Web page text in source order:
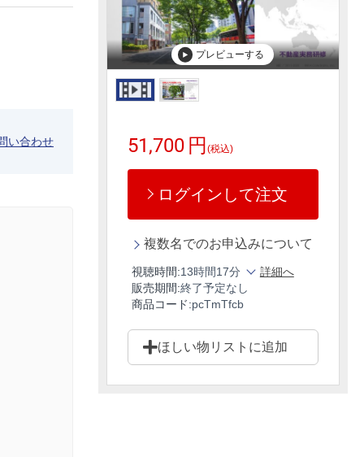
プレビューする
51,700 円 (税込)
ログインして注文
複数名でのお申込みについて
視聴時間:13時間17分
詳細へ
販売期間:終了予定なし
商品コード:pcTmTfcb
ほしい物リストに追加
い合わせ